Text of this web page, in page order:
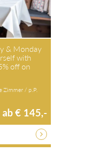
& Monday
with
off on
Zimmer / p.P.
ab € 145,-